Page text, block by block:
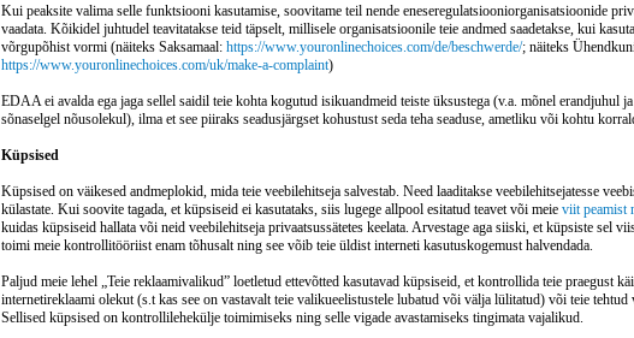
Kui peaksite valima selle funktsiooni kasutamise, soovitame teil nende eneseregulatsiooniorganisatsioonide
vaadata. Kõikidel juhtudel teavitatakse teid täpselt, millisele organisatsioonile teie andmed saadetakse, kui
võrgupõhist vormi (näiteks Saksamaal: https://www.youronlinechoices.com/de/beschwerde/; näiteks
https://www.youronlinechoices.com/uk/make-a-complaint)
EDAA ei avalda ega jaga sellel saidil teie kohta kogutud isikuandmeid teiste üksustega (v.a. mõnel erandjuhul
sõnaselgel nõusolekul), ilma et see piiraks seadusjärgset kohustust seda teha seaduse, ametliku või kohtu
Küpsised
Küpsised on väikesed andmeplokid, mida teie veebilehitseja salvestab. Need laaditakse veebilehitsejatesse
külastate. Kui soovite tagada, et küpsiseid ei kasutataks, siis lugege allpool esitatud teavet või meie viit peamist
kuidas küpsiseid hallata või neid veebilehitseja privaatsussätetes keelata. Arvestage aga siiski, et küpsiste sel
toimi meie kontrollitööriist enam tõhusalt ning see võib teie üldist interneti kasutuskogemust halvendada.
Paljud meie lehel „Teie reklaamivalikud” loetletud ettevõtted kasutavad küpsiseid, et kontrollida teie praegust
internetireklaami olekut (s.t kas see on vastavalt teie valikueelistustele lubatud või välja lülitatud) või teie tehtud
Sellised küpsised on kontrollilehekülje toimimiseks ning selle vigade avastamiseks tingimata vajalikud.